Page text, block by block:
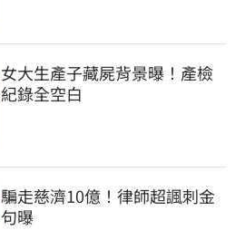
女大生產子藏屍背景曝！產檢
紀錄全空白
騙走慈濟10億！律師超諷刺金
句曝